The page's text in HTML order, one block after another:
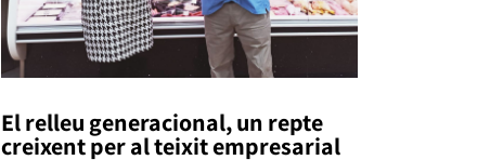
El relleu generacional, un repte
creixent per al teixit empresarial